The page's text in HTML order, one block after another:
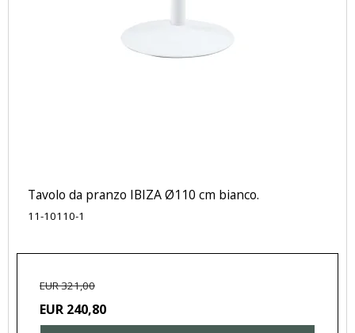
Tavolo da pranzo IBIZA Ø110 cm bianco.
11-10110-1
EUR 321,00
EUR 240,80